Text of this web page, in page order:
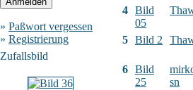
» Paßwort vergessen
» Registrierung
Zufallsbild
4 Bild
05
5 Bild 2
6 Bild
25
sn